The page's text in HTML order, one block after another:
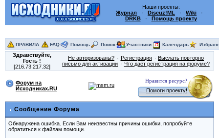
Наши проекты:
Журнал · Discuz!ML · Wiki ·
DRKB· Помощь проекту
ПРАВИЛА FAQ Помощь Поиск Участники Календарь
Здравствуйте,
Гость!
[216.73.217.32]
Не авторизованы? Регистрация
Выслать повторно
письмо для активации
Что даёт регистрация на форуме?
Форум на
Исходниках.RU
Нравится ресурс?
Помоги проекту!
Сообщение Форума
Обнаружена ошибка. Если Вам неизвестны причины ошибки, попробуйте
обратиться к файлам помощи.